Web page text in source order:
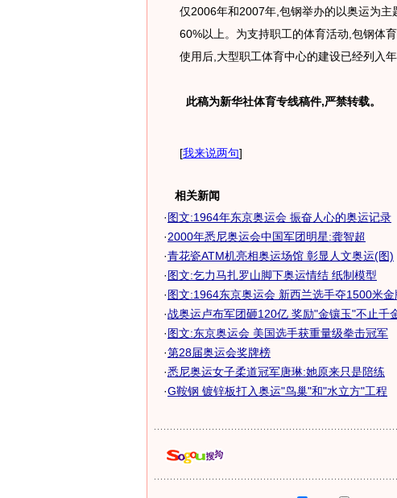
仅2006年和2007年,包钢举办的以奥运为
60%以上。为支持职工的体育活动,包钢体
使用后,大型职工体育中心的建设已经列入
此稿为新华社体育专线稿件,严禁转载。
[我来说两句]
相关新闻
·图文:1964年东京奥运会 振奋人心的奥运记录
·2000年悉尼奥运会中国军团明星:龚智超
·青花瓷ATM机亮相奥运场馆 彰显人文奥运(图)
·图文:乞力马扎罗山脚下奥运情结 纸制模型
·图文:1964东京奥运会 新西兰选手夺1500米金
·战奥运卢布军团砸120亿 奖励"金镶玉"不止千
·图文:东京奥运会 美国选手获重量级拳击冠军
·第28届奥运会奖牌榜
·悉尼奥运女子柔道冠军唐琳:她原来只是陪练
·G鞍钢 镀锌板打入奥运"鸟巢"和"水立方"工程